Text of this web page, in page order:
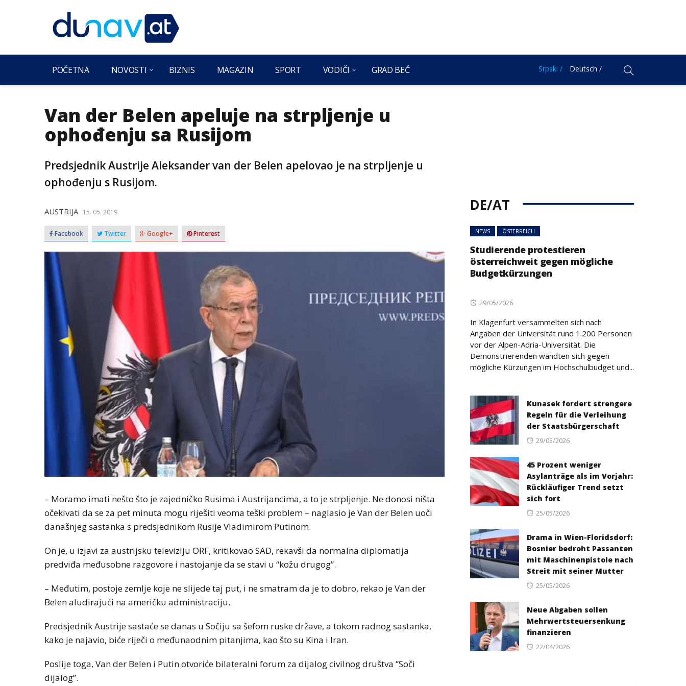
POČETNA NOVOSTI BIZNIS MAGAZIN SPORT VODIČI GRAD BEČ Srpski / Deutsch /
Van der Belen apeluje na strpljenje u
ophođenju sa Rusijom
Predsjednik Austrije Aleksander van der Belen apelovao je na strpljenje u
ophođenju s Rusijom.
AUSTRIJA 15. 05. 2019.
Facebook Twitter Google+ Pinterest
– Moramo imati nešto što je zajedničko Rusima i Austrijancima, a to je strpljenje. Ne donosi ništa
očekivati da se za pet minuta mogu riješiti veoma teški problem – naglasio je Van der Belen uoči
današnjeg sastanka s predsjednikom Rusije Vladimirom Putinom.
On je, u izjavi za austrijsku televiziju ORF, kritikovao SAD, rekavši da normalna diplomatija
predviđa međusobne razgovore i nastojanje da se stavi u “kožu drugog”.
– Međutim, postoje zemlje koje ne slijede taj put, i ne smatram da je to dobro, rekao je Van der
Belen aludirajući na američku administraciju.
Predsjednik Austrije sastaće se danas u Sočiju sa šefom ruske države, a tokom radnog sastanka,
kako je najavio, biće riječi o međunaodnim pitanjima, kao što su Kina i Iran.
Poslije toga, Van der Belen i Putin otvoriće bilateralni forum za dijalog civilnog društva “Soči
dijalog”.
DE/AT
NEWS ÖSTERREICH
Studierende protestieren
österreichweit gegen mögliche
Budgetkürzungen
Posted
29/05/2026
In Klagenfurt versammelten sich nach
Angaben der Universität rund 1.200 Personen
vor der Alpen-Adria-Universität. Die
Demonstrierenden wandten sich gegen
mögliche Kürzungen im Hochschulbudget und...
Kunasek fordert strengere
Regeln für die Verleihung
der Staatsbürgerschaft
Posted
29/05/2026
45 Prozent weniger
Asylanträge als im Vorjahr:
Rückläufiger Trend setzt
sich fort
Posted
25/05/2026
Drama in Wien-Floridsdorf:
Bosnier bedroht Passanten
mit Maschinenpistole nach
Streit mit seiner Mutter
Posted
25/05/2026
Neue Abgaben sollen
Mehrwertsteuersenkung
finanzieren
Posted
22/04/2026